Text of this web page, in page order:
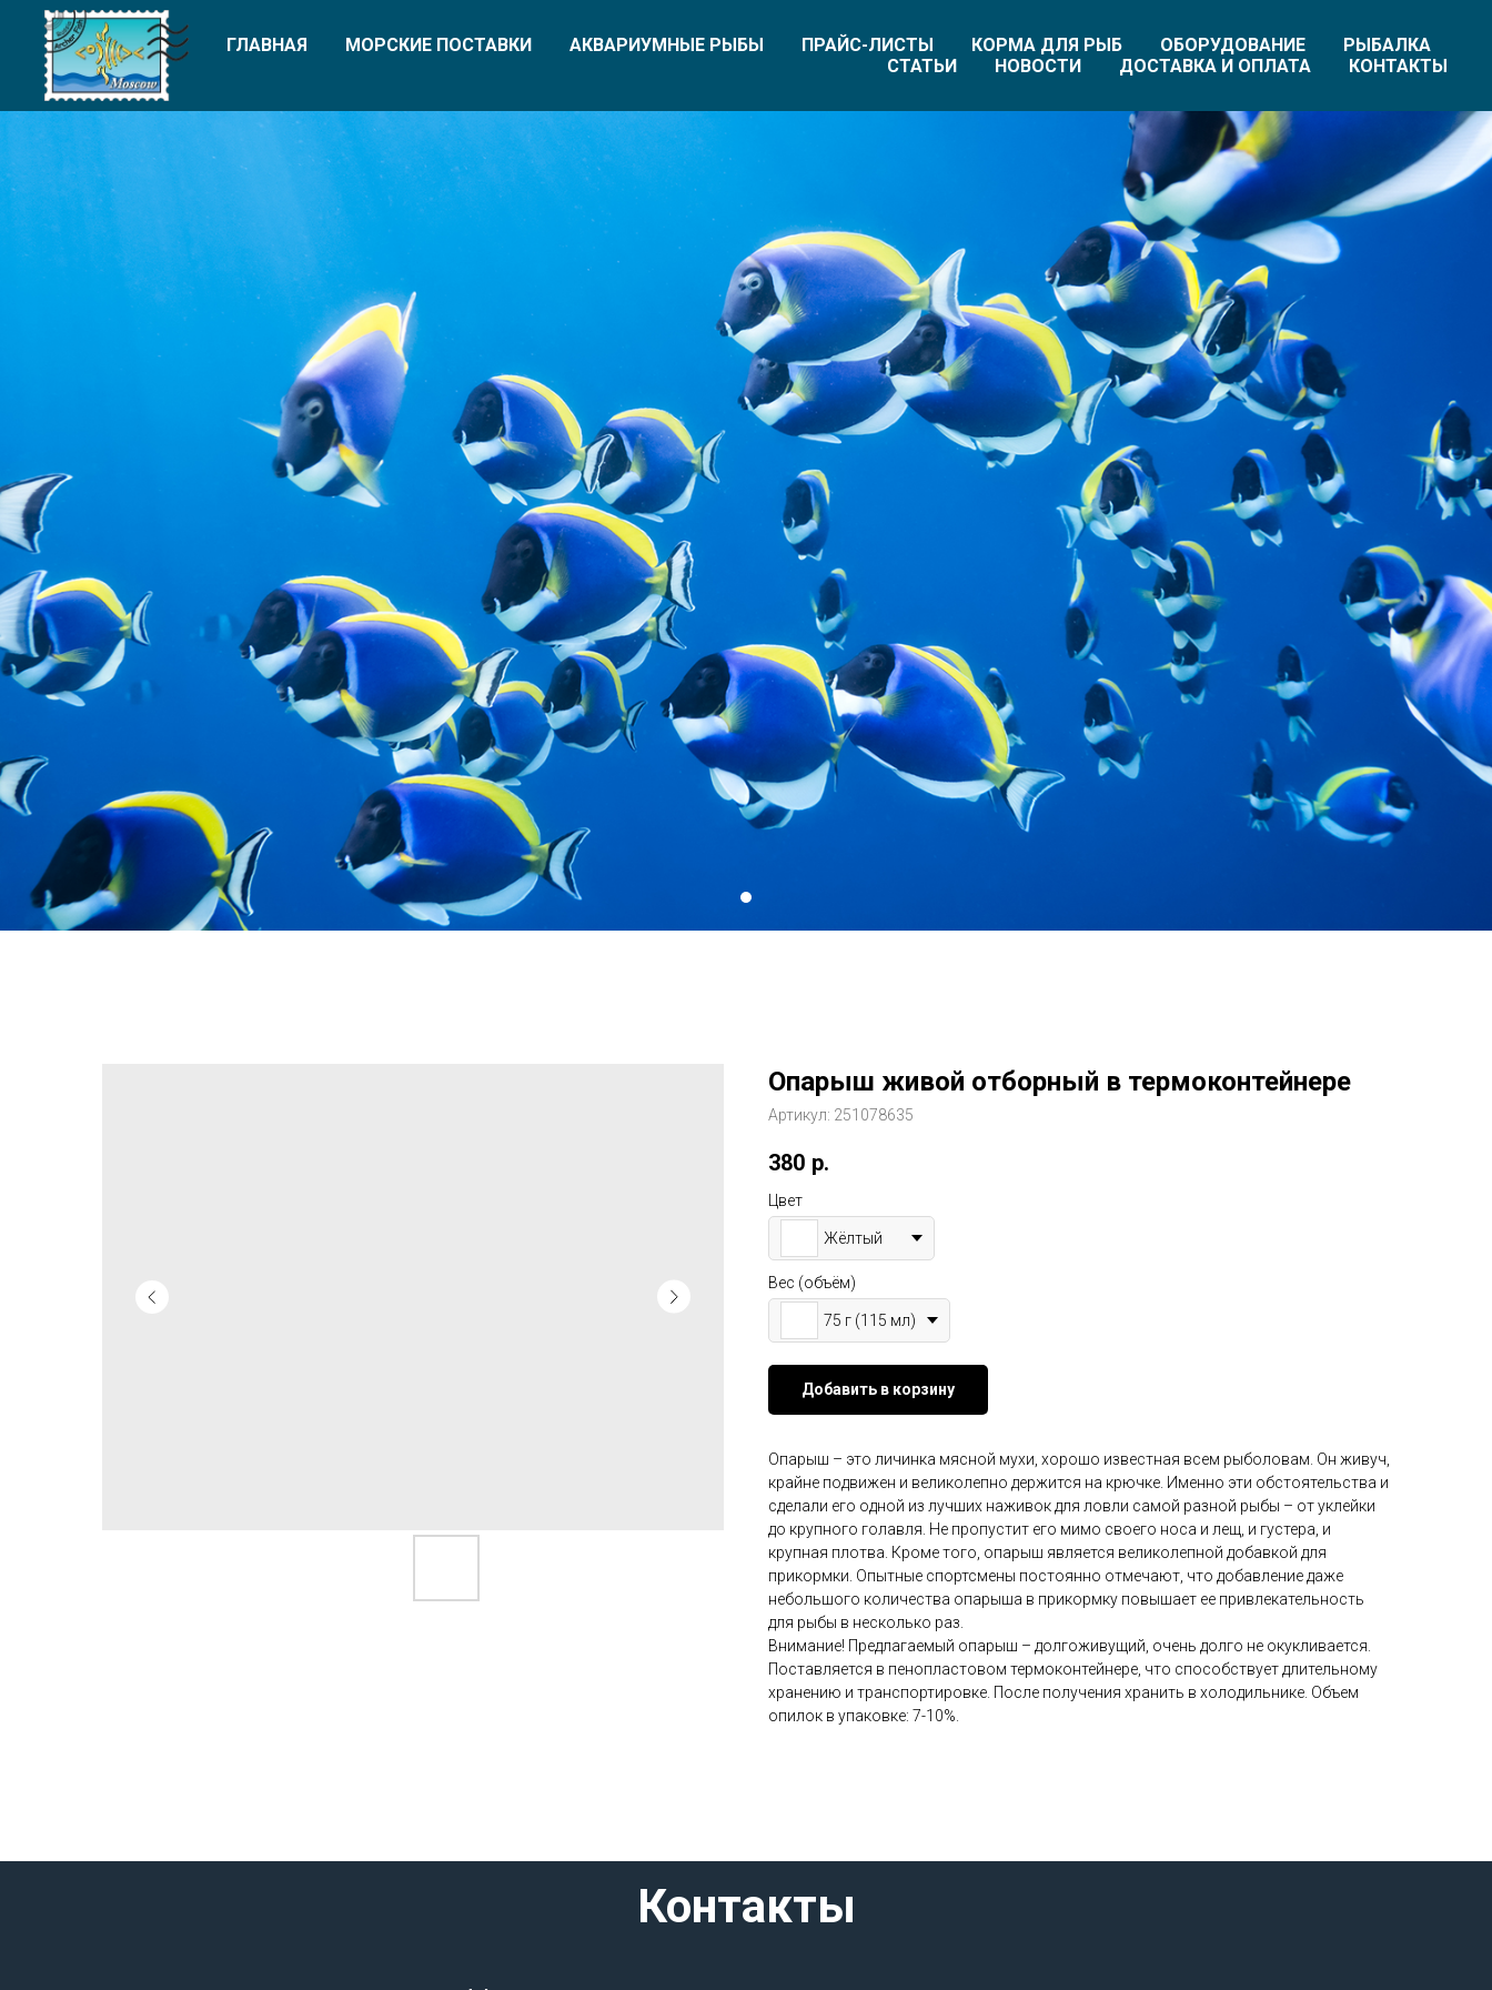
ГЛАВНАЯ МОРСКИЕ ПОСТАВКИ АКВАРИУМНЫЕ РЫБЫ ПРАЙС-ЛИСТЫ КОРМА ДЛЯ РЫБ ОБОРУДОВАНИЕ
РЫБАЛКА
СТАТЬИ
НОВОСТИ ДОСТАВКА И ОПЛАТА КОНТАКТЫ
Опарыш живой отборный в термоконтейнере
Артикул: 251078635
380 р.
Цвет
Жёлтый
Вес (объём)
75 г (115 мл)
Добавить в корзину
Опарыш – это личинка мясной мухи, хорошо известная всем рыболовам. Он живуч,
крайне подвижен и великолепно держится на крючке. Именно эти обстоятельства и
сделали его одной из лучших наживок для ловли самой разной рыбы – от уклейки
до крупного голавля. Не пропустит его мимо своего носа и лещ, и густера, и
крупная плотва. Кроме того, опарыш является великолепной добавкой для
прикормки. Опытные спортсмены постоянно отмечают, что добавление даже
небольшого количества опарыша в прикормку повышает ее привлекательность
для рыбы в несколько раз.
Внимание! Предлагаемый опарыш – долгоживущий, очень долго не окукливается.
Поставляется в пенопластовом термоконтейнере, что способствует длительному
хранению и транспортировке. После получения хранить в холодильнике. Объем
опилок в упаковке: 7-10%.
Контакты